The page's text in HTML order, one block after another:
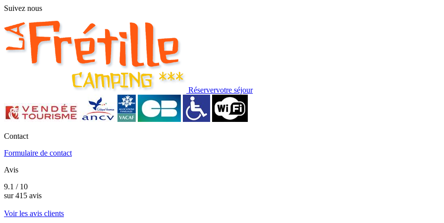
Suivez nous
Réservervotre séjour
Contact
Formulaire de contact
Avis
9.1 / 10
sur 415 avis
Voir les avis clients